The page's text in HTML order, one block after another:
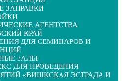
ЗАПРАВКИ
АГЕНТСТВА
КРАЙ
ДЛЯ СЕМИНАРОВ И
ЗАЛЫ
ДЛЯ ПРОВЕДЕНИЯ
«ВИШКСКАЯ ЭСТРАДА И